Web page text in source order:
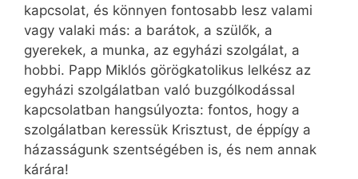
kapcsolat, és könnyen fontosabb lesz valami
vagy valaki más: a barátok, a szülők, a
gyerekek, a munka, az egyházi szolgálat, a
hobbi. Papp Miklós görögkatolikus lelkész az
egyházi szolgálatban való buzgólkodással
kapcsolatban hangsúlyozta: fontos, hogy a
szolgálatban keressük Krisztust, de éppígy a
házasságunk szentségében is, és nem annak
kárára!